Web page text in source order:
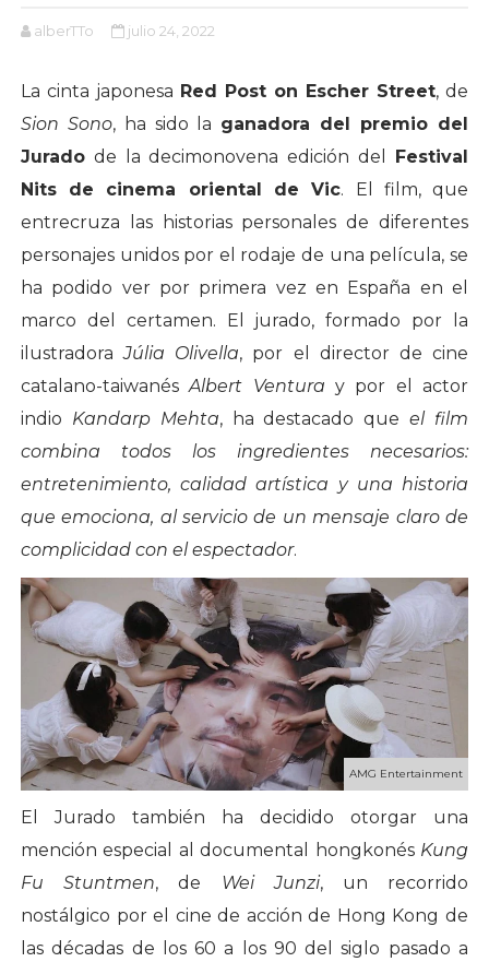
alberTTo julio 24, 2022
La cinta japonesa Red Post on Escher Street, de
Sion Sono, ha sido la ganadora del premio del
Juradode la decimonovena edición del
Festival
Nits de cinema oriental de Vic. El film, que
entrecruza las historias personales de diferentes
personajes unidos por el rodaje de una película, se
ha podido ver por primera vez en España en el
marco del certamen. El jurado, formado por la
ilustradoraJúlia Olivella, por el director de cine
catalano-taiwanésAlbert Ventura y por el actor
indio Kandarp Mehta, ha destacado queel film
combina todos los ingredientes necesarios:
entretenimiento, calidad artística y una historia
que emociona, al servicio de un mensaje claro de
complicidad con el espectador.
AMG Entertainment
El Jurado también ha decidido otorgar una
mención especial al documental hongkonés Kung
Fu Stuntmen, de Wei Junzi, un recorrido
nostálgico por el cine de acción de Hong Kong de
las décadas de los 60 a los 90 del siglo pasado a